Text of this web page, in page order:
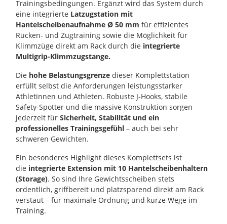
Trainingsbedingungen. Ergänzt wird das System durch
eine integrierte Latzugstation mit
Hantelscheibenaufnahme Ø 50 mm für effizientes
Rücken- und Zugtraining sowie die Möglichkeit für
Klimmzüge direkt am Rack durch die integrierte
Multigrip-Klimmzugstange.
Die hohe Belastungsgrenze dieser Komplettstation
erfüllt selbst die Anforderungen leistungsstarker
Athletinnen und Athleten. Robuste J-Hooks, stabile
Safety-Spotter und die massive Konstruktion sorgen
jederzeit für Sicherheit, Stabilität und ein
professionelles Trainingsgefühl – auch bei sehr
schweren Gewichten.
Ein besonderes Highlight dieses Komplettsets ist
die integrierte Extension mit 10 Hantelscheibenhaltern
(Storage). So sind Ihre Gewichtsscheiben stets
ordentlich, griffbereit und platzsparend direkt am Rack
verstaut – für maximale Ordnung und kurze Wege im
Training.